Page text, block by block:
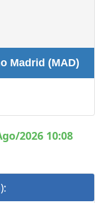
Madrid (MAD)
2026 10:08